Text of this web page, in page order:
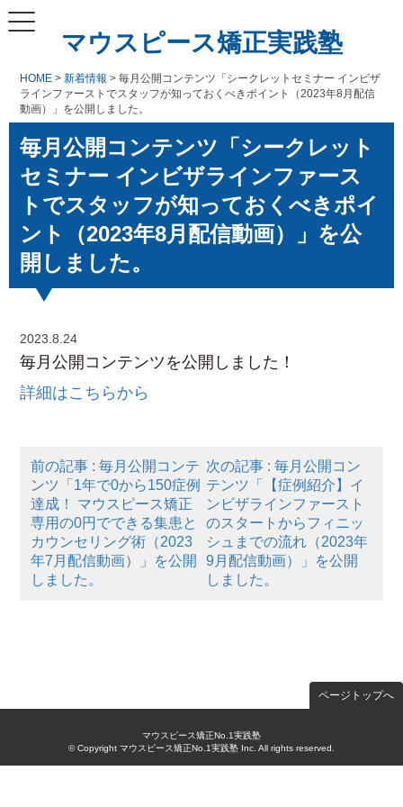
マウスピース矯正実践塾
HOME >新着情報 > 毎月公開コンテンツ「シークレットセミナー インビザ
ラインファーストでスタッフが知っておくべきポイント（2023年8月配信
動画）」を公開しました。
毎月公開コンテンツ「シークレット
セミナー インビザラインファース
トでスタッフが知っておくべきポイ
ント（2023年8月配信動画）」を公
開しました。
2023.8.24
毎月公開コンテンツを公開しました！
詳細はこちらから
前の記事 : 毎月公開コンテ
ンツ「1年で0から150症例
達成！ マウスピース矯正
専用の0円でできる集患と
カウンセリング術（2023
年7月配信動画）」を公開
しました。
次の記事 : 毎月公開コン
テンツ「【症例紹介】イ
ンビザラインファースト
のスタートからフィニッ
シュまでの流れ（2023年
9月配信動画）」を公開
しました。
ページトップへ
マウスピース矯正No.1実践塾
© Copyright マウスピース矯正No.1実践塾 Inc. All rights reserved.